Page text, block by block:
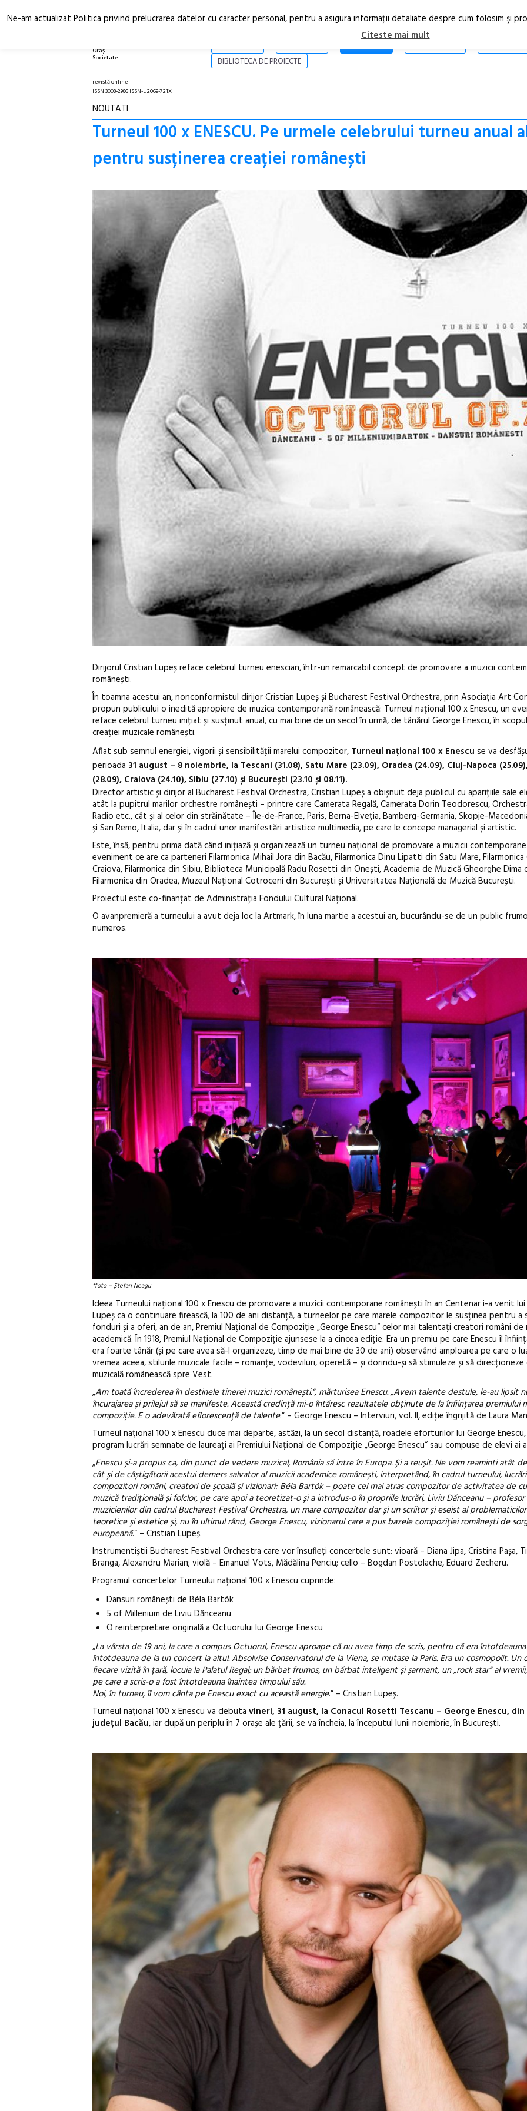
Oraș.
Societate.
STIRI
BIBLIOTECA DE PROIECTE
revistă online
ISSN 3008-2986 ISSN-L 2069-721X
NOUTATI
Turneul 100 x ENESCU. Pe urmele celebrului turneu anual
pentru susținerea creației românești
Dirijorul Cristian Lupeș reface celebrul turneu enescian, într-un remarcabil concept de promovare a muzicii
românești.
În toamna acestui an, nonconformistul dirijor Cristian Lupeș și Bucharest Festival Orchestra, prin Asociația Art
propun publicului o inedită apropiere de muzica contemporană românească: Turneul național 100 x Enescu, un
reface celebrul turneu inițiat și susținut anual, cu mai bine de un secol în urmă, de tânărul George Enescu, în
creației muzicale românești.
Aflat sub semnul energiei, vigorii și sensibilității marelui compozitor, Turneul național 100 x Enescu se va
perioada 31 august – 8 noiembrie, la Tescani (31.08), Satu Mare (23.09), Oradea (24.09), Cluj-Napoca
(28.09), Craiova (24.10), Sibiu (27.10) și București (23.10 și 08.11).
Director artistic și dirijor al Bucharest Festival Orchestra, Cristian Lupeș a obișnuit deja publicul cu aparițiile sale
atât la pupitrul marilor orchestre românești – printre care Camerata Regală, Camerata Dorin Teodorescu,
Radio etc., cât și al celor din străinătate – Île-de-France, Paris, Berna-Elveția, Bamberg-Germania, Skopje-
și San Remo, Italia, dar și în cadrul unor manifestări artistice multimedia, pe care le concepe managerial și artistic.
Este, însă, pentru prima dată când inițiază și organizează un turneu național de promovare a muzicii
eveniment ce are ca parteneri Filarmonica Mihail Jora din Bacău, Filarmonica Dinu Lipatti din Satu Mare,
Craiova, Filarmonica din Sibiu, Biblioteca Municipală Radu Rosetti din Onești, Academia de Muzică Gheorghe Dima
Filarmonica din Oradea, Muzeul Național Cotroceni din București și Universitatea Națională de Muzică București.
Proiectul este co-finanțat de Administrația Fondului Cultural Național.
O avanpremieră a turneului a avut deja loc la Artmark, în luna martie a acestui an, bucurându-se de un public
numeros.
*foto – Ștefan Neagu
Ideea Turneului național 100 x Enescu de promovare a muzicii contemporane românești în an Centenar i-a venit
Lupeș ca o continuare firească, la 100 de ani distanță, a turneelor pe care marele compozitor le susținea pentru a
fonduri și a oferi, an de an, Premiul Național de Compoziție „George Enescu“ celor mai talentați creatori români de
academică. În 1918, Premiul Național de Compoziție ajunsese la a cincea ediție. Era un premiu pe care Enescu îl
era foarte tânăr (și pe care avea să-l organizeze, timp de mai bine de 30 de ani) observând amploarea pe care o
vremea aceea, stilurile muzicale facile – romanțe, vodeviluri, operetă – și dorindu-și să stimuleze și să direcționeze
muzicală românească spre Vest.
„Am toată încrederea în destinele tinerei muzici românești.“, mărturisea Enescu. „Avem talente destule, le-au lipsit
încurajarea și prilejul să se manifeste. Această credință mi-o întăresc rezultatele obținute de la înființarea premiului
compoziție. E o adevărată eflorescență de talente.“ – George Enescu – Interviuri, vol. II, ediție îngrijită de Laura
Turneul național 100 x Enescu duce mai departe, astăzi, la un secol distanță, roadele eforturilor lui George
program lucrări semnate de laureați ai Premiului Național de Compoziție „George Enescu“ sau compuse de elevi ai
„Enescu și-a propus ca, din punct de vedere muzical, România să intre în Europa. Și a reușit. Ne vom reaminti atât
cât și de câștigătorii acestui demers salvator al muzicii academice românești, interpretând, în cadrul turneului,
compozitori români, creatori de școală și vizionari: Béla Bartók – poate cel mai atras compozitor de activitatea de
muzică tradițională și folclor, pe care apoi a teoretizat-o și a introdus-o în propriile lucrări, Liviu Dănceanu –
muzicienilor din cadrul Bucharest Festival Orchestra, un mare compozitor dar și un scriitor și eseist al
teoretice și estetice și, nu în ultimul rând, George Enescu, vizionarul care a pus bazele compoziției românești de
europeană.“ – Cristian Lupeș.
Instrumentiștii Bucharest Festival Orchestra care vor însufleți concertele sunt: vioară – Diana Jipa, Cristina Pașa,
Branga, Alexandru Marian; violă – Emanuel Vots, Mădălina Penciu; cello – Bogdan Postolache, Eduard Zecheru.
Programul concertelor Turneului național 100 x Enescu cuprinde:
Dansuri românești de Béla Bartók
5 of Millenium de Liviu Dănceanu
O reinterpretare originală a Octuorului lui George Enescu
„La vârsta de 19 ani, la care a compus Octuorul, Enescu aproape că nu avea timp de scris, pentru că era
întotdeauna de la un concert la altul. Absolvise Conservatorul de la Viena, se mutase la Paris. Era un cosmopolit. Un
fiecare vizită în țară, locuia la Palatul Regal; un bărbat frumos, un bărbat inteligent și șarmant, un „rock star“ al
pe care a scris-o a fost întotdeauna înaintea timpului său.
Noi, în turneu, îl vom cânta pe Enescu exact cu această energie.“ – Cristian Lupeș.
Turneul național 100 x Enescu va debuta vineri, 31 august, la Conacul Rosetti Tescanu – George Enescu,
județul Bacău, iar după un periplu în 7 orașe ale țării, se va încheia, la începutul lunii noiembrie, în București.
Sleeping
dulceață de
clătite cu
Ne-am actualizat Politica privind prelucrarea datelor cu caracter personal, pentru a asigura informaţii detaliate despre cum folosim şi
Citeste mai mult